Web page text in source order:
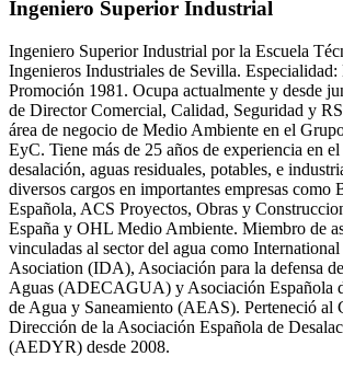
Ingeniero Superior Industrial
Ingeniero Superior Industrial por la Escuela
Ingenieros Industriales de Sevilla. Especialidad:
Promoción 1981. Ocupa actualmente y desde
de Director Comercial, Calidad, Seguridad y
área de negocio de Medio Ambiente en el
EyC. Tiene más de 25 años de experiencia en
desalación, aguas residuales, potables, e
diversos cargos en importantes empresas como
Española, ACS Proyectos, Obras y
España y OHL Medio Ambiente. Miembro de
vinculadas al sector del agua como
Asociation (IDA), Asociación para la defensa
Aguas (ADECAGUA) y Asociación Española
de Agua y Saneamiento (AEAS). Perteneció al
Dirección de la Asociación Española de
(AEDYR) desde 2008.